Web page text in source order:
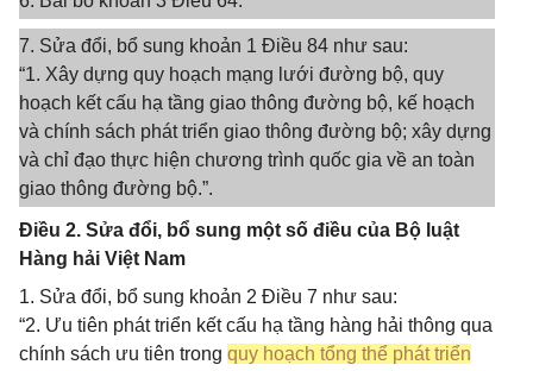
7. Sửa đổi, bổ sung khoản 1 Điều 84 như sau:
“1. Xây dựng quy hoạch mạng lưới đường bộ, quy
hoạch kết cấu hạ tầng giao thông đường bộ, kế hoạch
và chính sách phát triển giao thông đường bộ; xây dựng
và chỉ đạo thực hiện chương trình quốc gia về an toàn
giao thông đường bộ.”.
Điều 2. Sửa đổi, bổ sung một số điều của Bộ luật
Hàng hải Việt Nam
1. Sửa đổi, bổ sung khoản 2 Điều 7 như sau:
“2. Ưu tiên phát triển kết cấu hạ tầng hàng hải thông qua
chính sách ưu tiên trong quy hoạch tổng thể phát triển